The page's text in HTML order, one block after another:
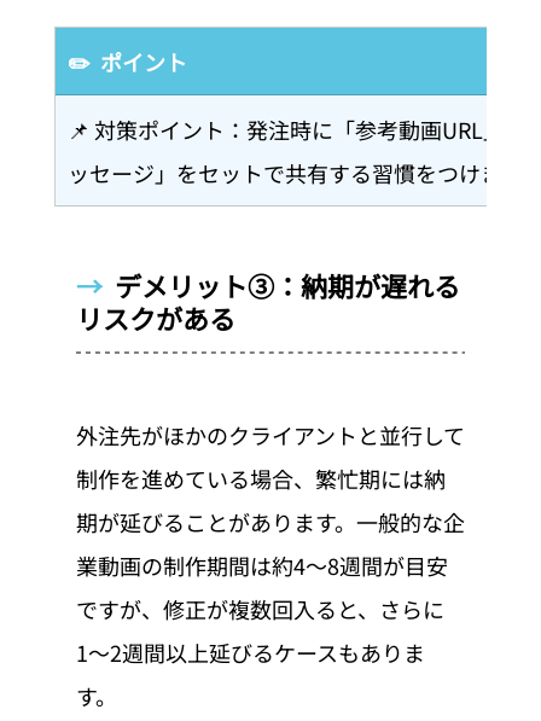
✏️  ポイント
📌 対策ポイント：発注時に「参考動画URL」
ッセージ」をセットで共有する習慣をつけまし
→ デメリット③：納期が遅れる
リスクがある
外注先がほかのクライアントと並行して
制作を進めている場合、繁忙期には納
期が延びることがあります。一般的な企
業動画の制作期間は約4〜8週間が目安
ですが、修正が複数回入ると、さらに
1〜2週間以上延びるケースもありま
す。